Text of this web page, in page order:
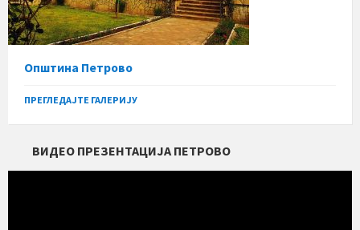
Општина Петрово
ПРЕГЛЕДАЈТЕ ГАЛЕРИЈУ
ВИДЕО ПРЕЗЕНТАЦИЈА ПЕТРОВО